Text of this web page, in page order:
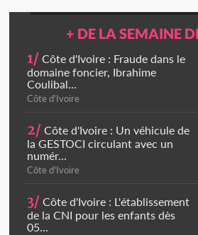
+ DE LA SEMAINE
1/ Côte d'Ivoire : Fraude dans le
domaine foncier, Ibrahime
Coulibal...
Côte d'Ivoire
2/ Côte d'Ivoire : Un véhicule de
la GESTOCI circulant avec un
numér...
Côte d'Ivoire
3/ Côte d'Ivoire : L'établissement
de la CNI pour les enfants dès
05...